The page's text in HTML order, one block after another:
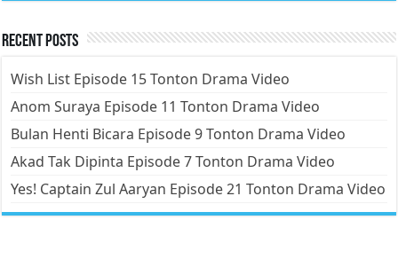
Recent Posts
Wish List Episode 15 Tonton Drama Video
Anom Suraya Episode 11 Tonton Drama Video
Bulan Henti Bicara Episode 9 Tonton Drama Video
Akad Tak Dipinta Episode 7 Tonton Drama Video
Yes! Captain Zul Aaryan Episode 21 Tonton Drama Video